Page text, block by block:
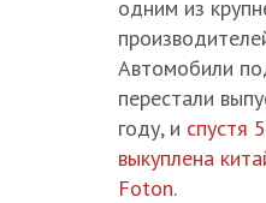
одним из
Автомобили
перестали
году, и спустя
выкуплена
Foton.